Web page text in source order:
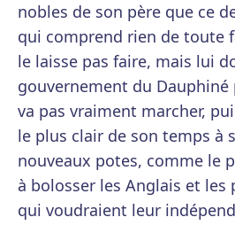
nobles de son père que ce
qui comprend rien de toute
le laisse pas faire, mais lui
gouvernement du Dauphiné
va pas vraiment marcher,
le plus clair de son temps à
nouveaux potes, comme le
à bolosser les Anglais et les
qui voudraient leur